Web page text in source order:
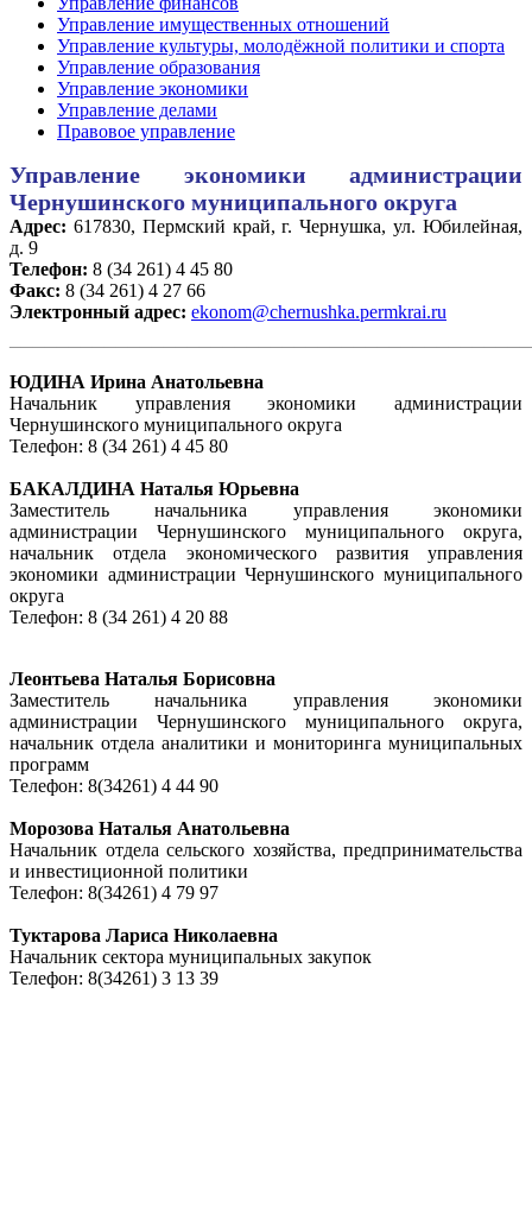
Управление имущественных отношений
Управление культуры, молодёжной политики и спорта
Управление образования
Управление экономики
Управление делами
Правовое управление
Управление экономики администрации
Чернушинского муниципального округа
Адрес: 617830, Пермский край, г. Чернушка, ул. Юбилейная,
д. 9
Телефон: 8 (34 261) 4 45 80
Факс: 8 (34 261) 4 27 66
Электронный адрес: ekonom@chernushka.permkrai.ru
ЮДИНА Ирина Анатольевна
Начальник управления экономики администрации
Чернушинского муниципального округа
Телефон: 8 (34 261) 4 45 80
БАКАЛДИНА Наталья Юрьевна
Заместитель начальника управления экономики
администрации Чернушинского муниципального округа,
начальник отдела экономического развития управления
экономики администрации Чернушинского муниципального
округа
Телефон: 8 (34 261) 4 20 88
Леонтьева Наталья Борисовна
Заместитель начальника управления экономики
администрации Чернушинского муниципального округа,
начальник отдела аналитики и мониторинга муниципальных
программ
Телефон: 8(34261) 4 44 90
Морозова Наталья Анатольевна
Начальник отдела сельского хозяйства, предпринимательства
и инвестиционной политики
Телефон: 8(34261) 4 79 97
Туктарова Лариса Николаевна
Начальник сектора муниципальных закупок
Телефон: 8(34261) 3 13 39